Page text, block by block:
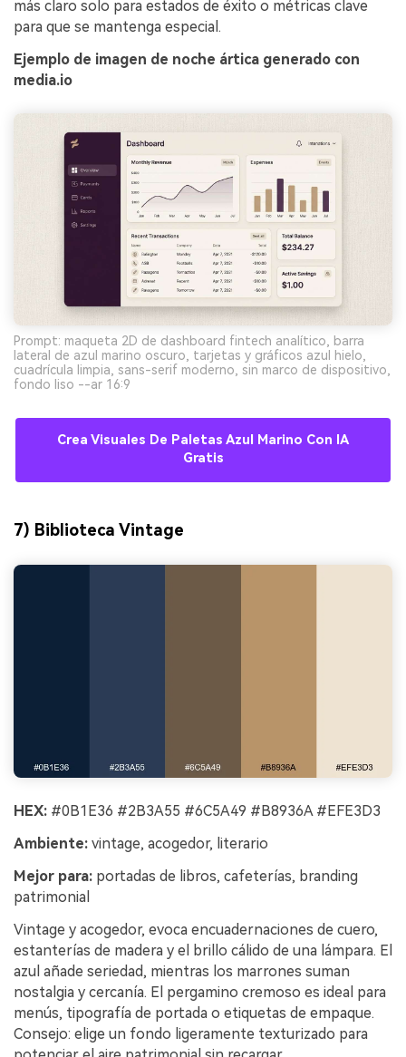
más claro solo para estados de éxito o métricas clave
para que se mantenga especial.
Ejemplo de imagen de noche ártica generado con
media.io
Prompt: maqueta 2D de dashboard fintech analítico, barra
lateral de azul marino oscuro, tarjetas y gráficos azul hielo,
cuadrícula limpia, sans-serif moderno, sin marco de dispositivo,
fondo liso --ar 16:9
Crea Visuales De Paletas Azul Marino Con IA
Gratis
7) Biblioteca Vintage
HEX: #0B1E36 #2B3A55 #6C5A49 #B8936A #EFE3D3
Ambiente: vintage, acogedor, literario
Mejor para: portadas de libros, cafeterías, branding
patrimonial
Vintage y acogedor, evoca encuadernaciones de cuero,
estanterías de madera y el brillo cálido de una lámpara. El
azul añade seriedad, mientras los marrones suman
nostalgia y cercanía. El pergamino cremoso es ideal para
menús, tipografía de portada o etiquetas de empaque.
Consejo: elige un fondo ligeramente texturizado para